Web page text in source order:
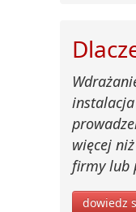
więcej
firmy lub
dowiedz